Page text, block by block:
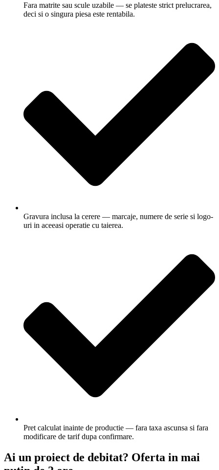
Fara matrite sau scule uzabile — se plateste strict prelucrarea,
deci si o singura piesa este rentabila.
Gravura inclusa la cerere — marcaje, numere de serie si logo-
uri in aceeasi operatie cu taierea.
Pret calculat inainte de productie — fara taxa ascunsa si fara
modificare de tarif dupa confirmare.
Ai un proiect de debitat? Oferta in mai